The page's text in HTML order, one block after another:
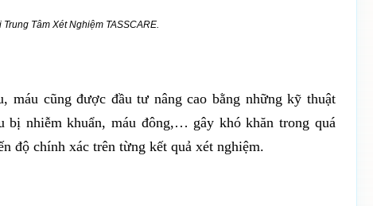
Tâm Xét Nghiệm TASSCARE.
máu cũng được đầu tư nâng cao bằng những kỹ thuật
bị nhiễm khuẩn, máu đông,… gây khó khăn trong quá
độ chính xác trên từng kết quả xét nghiệm.